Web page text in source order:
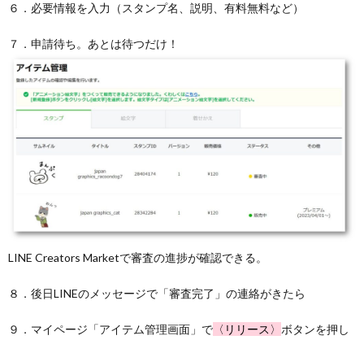
６．必要情報を入力（スタンプ名、説明、有料無料など）
７．申請待ち。あとは待つだけ！
LINE Creators Marketで審査の進捗が確認できる。
８．後日LINEのメッセージで「審査完了」の連絡がきたら
９．マイページ「アイテム管理画面」で 〈リリース〉 ボタンを押し